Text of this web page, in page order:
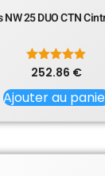
25 DUO CTN
Note
sur 5
252.86 €
Ajouter au